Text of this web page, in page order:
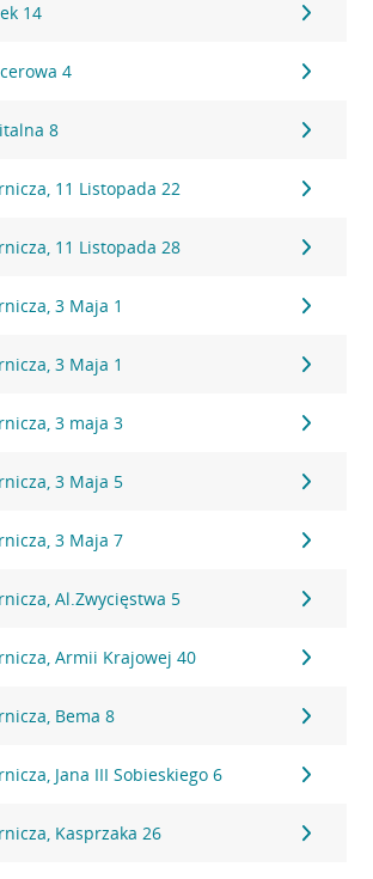
14
4
8
11 Listopada 22
11 Listopada 28
3 Maja 1
3 Maja 1
3 maja 3
3 Maja 5
3 Maja 7
Al.Zwycięstwa 5
Armii Krajowej 40
Bema 8
Jana III Sobieskiego 6
Kasprzaka 26